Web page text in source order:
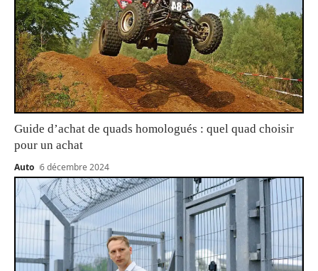
Guide d’achat de quads homologués : quel quad choisir
pour un achat
Auto 6 décembre 2024